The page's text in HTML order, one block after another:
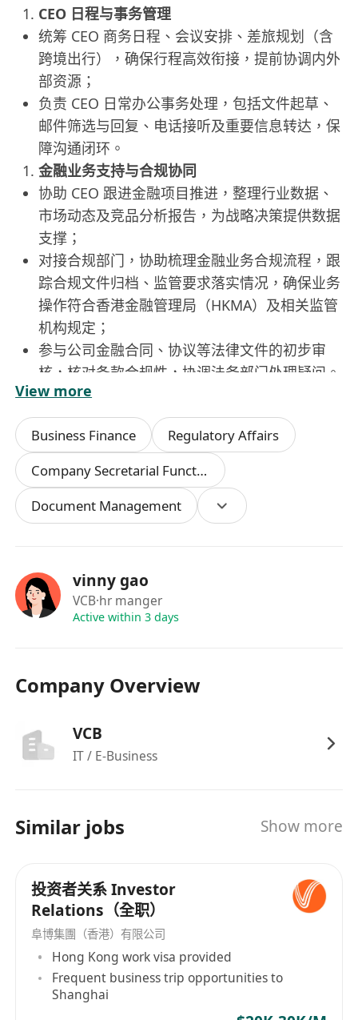
CEO 日程与事务管理​
统筹 CEO 商务日程、会议安排、差旅规划（含
跨境出行），确保行程高效衔接，提前协调内外
部资源；​
负责 CEO 日常办公事务处理，包括文件起草、
邮件筛选与回复、电话接听及重要信息转达，保
障沟通闭环。​
金融业务支持与合规协同​
协助 CEO 跟进金融项目推进，整理行业数据、
市场动态及竞品分析报告，为战略决策提供数据
支撑；​
对接合规部门，协助梳理金融业务合规流程，跟
踪合规文件归档、监管要求落实情况，确保业务
操作符合香港金融管理局（HKMA）及相关监管
机构规定；​
参与公司金融合同、协议等法律文件的初步审
核，核对条款合规性，协调法务部门处理疑问。​
跨部门与外部对接​
作为 CEO 与各部门（业务、风控、财务、合
规）的沟通桥梁，传达 CEO 指令，跟进任务执
行进度并反馈结果；​
负责 CEO 对外商务对接（客户、合作伙伴、监
管机构等），协助组织商务会议、洽谈及接待工
作，全程提供英文沟通支持。​
起草、翻译 CEO 所需的英文商务文件（报告、
提案、演讲稿等），确保语言精准、专业；​
管理 CEO 核心办公文件（含涉密金融数据），
二、任职要求​
学历：本科及以上，
融工程、国际金融等），持有 CFA、FRM、香港
机构、资管公司、投行等背景优先），有 CEO
助理、高管秘书或合规相关岗位经验者加分。​
语言能力： 英语可作为工作语言
，听说读写流
利，能独立完成英文文件起草、商务谈判翻译及
跨文化沟通；​
专业能力：熟悉香港金融行业监管政策（如
HKMA、SFC 相关规定），具备基础合规风险识
别能力，能协助把控业务合规边界；​
View more
Business Finance
Regulatory Affairs
Company Secretarial Functions
Document Management
vinny gao
VCB·hr manger
Active within 3 days
Company Overview
VCB
IT / E-Business
Similar jobs Show more
投资者关系 Investor
Relations（全职）
阜博集團（香港）有限公司
Hong Kong work visa provided
Frequent business trip opportunities to
Shanghai